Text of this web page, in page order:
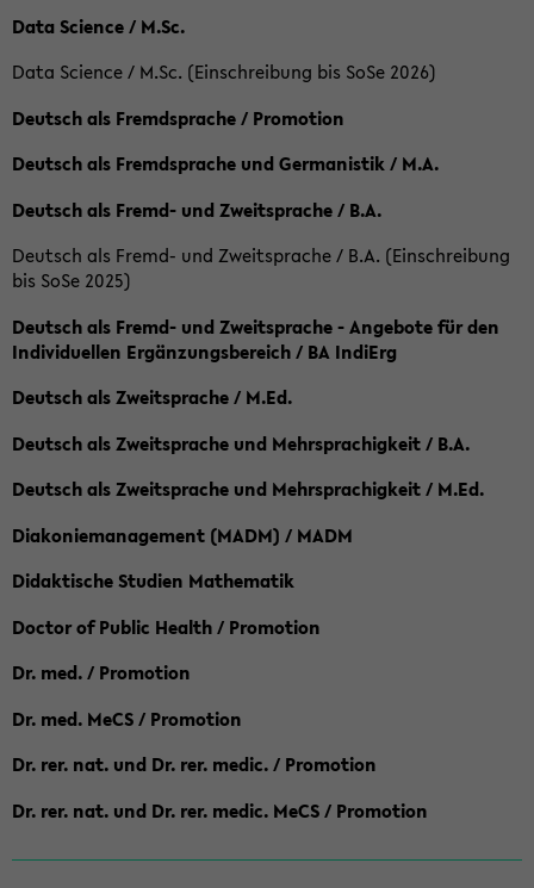
Data Science / M.Sc.
Data Science / M.Sc. (Einschreibung bis SoSe 2026)
Deutsch als Fremdsprache / Promotion
Deutsch als Fremdsprache und Germanistik / M.A.
Deutsch als Fremd- und Zweitsprache / B.A.
Deutsch als Fremd- und Zweitsprache / B.A. (Einschreibung
bis SoSe 2025)
Deutsch als Fremd- und Zweitsprache - Angebote für den
Individuellen Ergänzungsbereich / BA IndiErg
Deutsch als Zweitsprache / M.Ed.
Deutsch als Zweitsprache und Mehrsprachigkeit / B.A.
Deutsch als Zweitsprache und Mehrsprachigkeit / M.Ed.
Diakoniemanagement (MADM) / MADM
Didaktische Studien Mathematik
Doctor of Public Health / Promotion
Dr. med. / Promotion
Dr. med. MeCS / Promotion
Dr. rer. nat. und Dr. rer. medic. / Promotion
Dr. rer. nat. und Dr. rer. medic. MeCS / Promotion